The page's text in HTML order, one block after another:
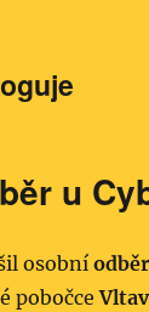
u
osobní
pobočce